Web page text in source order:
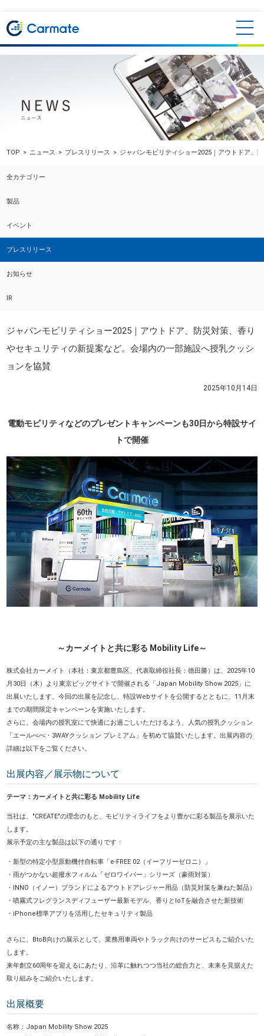
TOP ニュース プレスリリース ジャパンモビリティショー2025｜アウトドア、
全カテゴリー
製品
イベント
プレスリリース
お知らせ
IR
ジャパンモビリティショー2025｜アウトドア、防災対策、香り
やセキュリティの新提案など。会場内の一部施設へ授乳クッシ
ョンを協賛
2025年10月14日
電動モビリティなどのプレゼントキャンペーンも30日から特設サイ
トで開催
～カーメイトと共に彩る Mobility Life～
株式会社カーメイト（本社：東京都豊島区、代表取締役社長：徳田勝）は、2025年10
月30日（木）より東京ビッグサイトで開催される「Japan Mobility Show 2025」に
出展いたします。今回の出展を記念し、特設Webサイトを公開するとともに、11月末
までの期間限定キャンペーンを実施いたします。
さらに、会場内の授乳室にて快適にお過ごしいただけるよう、人気の授乳クッション
「エールべべ・3WAYクッション プレミアム」を初めて協賛いたします。出展内容の
詳細は以下をご覧ください。
出展内容／展示物について
テーマ：カーメイトと共に彩る Mobility Life
当社は、"CREATE"の理念のもと、モビリティライフをより豊かに彩る製品を展示いた
します。
展示予定の主な製品は以下の通りです：
・新型の特定小型原動機付自転車「e-FREE 02（イーフリーゼロニ）」
・雨がつかない超撥水フィルム「ゼロワイパー」シリーズ（豪雨対策）
・INNO（イノー）ブランドによるアウトドアレジャー用品（防災対策を兼ねた製品）
・噴霧式フレグランスディフューザー最新モデル、香りとIoTを融合させた新技術
・iPhone標準アプリを活用したセキュリティ製品
さらに、BtoB向けの展示として、業務用車両やトラック向けのサービスもご紹介いた
します。
来年創立60周年を迎えるにあたり、沿革に触れつつ当社の総合力と、未来を見据えた
取り組みをご紹介いたします。
出展概要
名称：Japan Mobility Show 2025